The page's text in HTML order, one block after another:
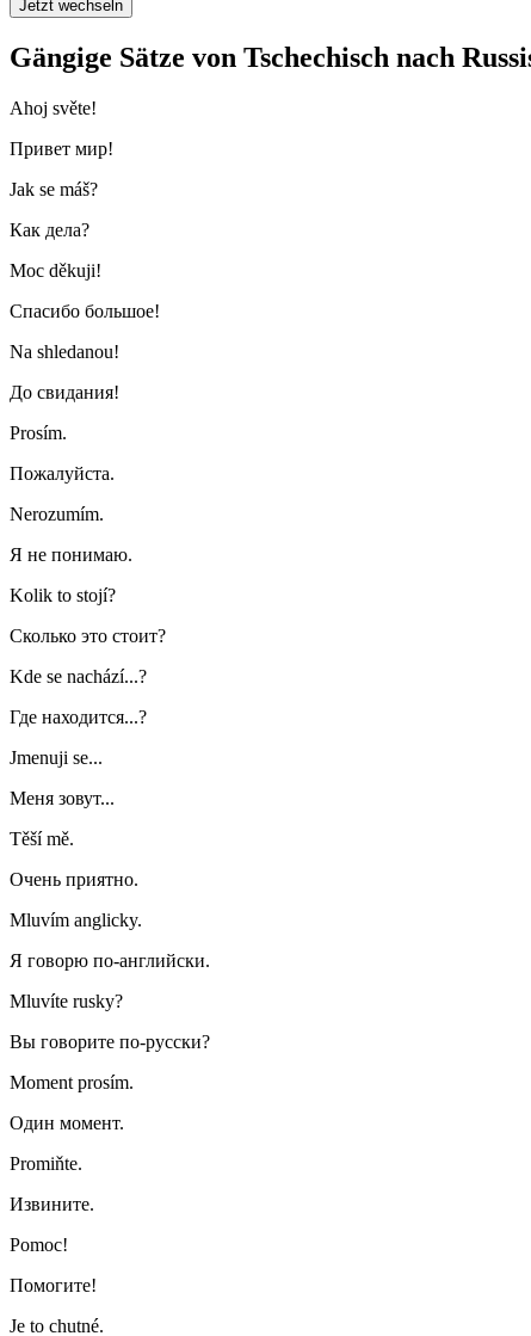
Jetzt wechseln
Gängige Sätze von Tschechisch nach
Ahoj světe!
Привет мир!
Jak se máš?
Как дела?
Moc děkuji!
Спасибо большое!
Na shledanou!
До свидания!
Prosím.
Пожалуйста.
Nerozumím.
Я не понимаю.
Kolik to stojí?
Сколько это стоит?
Kde se nachází...?
Где находится...?
Jmenuji se...
Меня зовут...
Těší mě.
Очень приятно.
Mluvím anglicky.
Я говорю по-английски.
Mluvíte rusky?
Вы говорите по-русски?
Moment prosím.
Один момент.
Promiňte.
Извините.
Pomoc!
Помогите!
Je to chutné.